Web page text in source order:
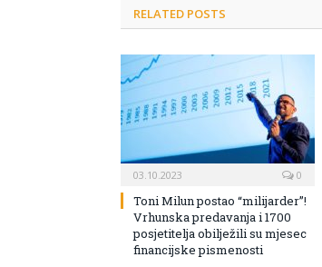
RELATED POSTS
03.10.2023 0
Toni Milun postao “milijarder”!
Vrhunska predavanja i 1700
posjetitelja obilježili su mjesec
financijske pismenosti